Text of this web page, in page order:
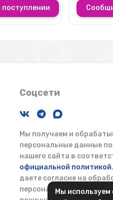
Мы
Соцсети
Мы получаем и
персональные данные
нашего сайта в
официальной политикой
даете согласия на
персональных данных,